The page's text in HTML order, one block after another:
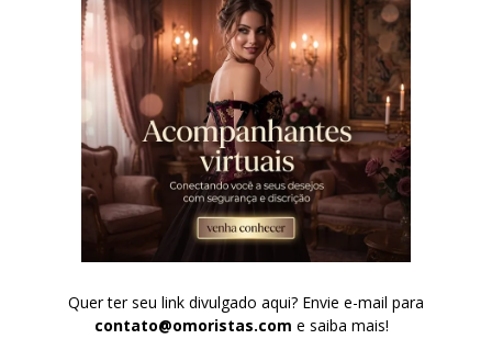
Quer ter seu link divulgado aqui? Envie e-mail para
contato@omoristas.com e saiba mais!